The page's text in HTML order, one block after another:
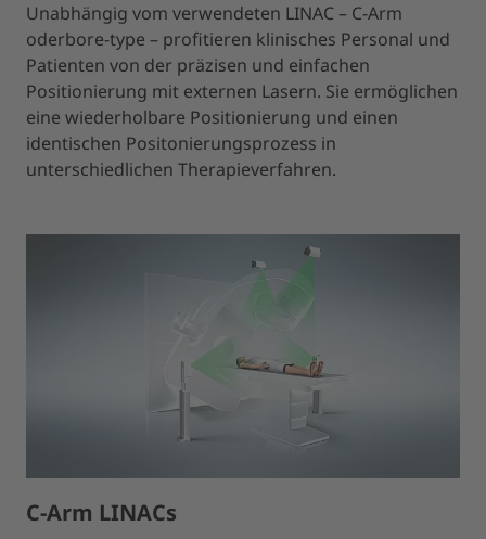
Unabhängig vom verwendeten LINAC – C-Arm
oderbore-type – profitieren klinisches Personal und
Patienten von der präzisen und einfachen
Positionierung mit externen Lasern. Sie ermöglichen
eine wiederholbare Positionierung und einen
identischen Positonierungsprozess in
unterschiedlichen Therapieverfahren.
C-Arm LINACs